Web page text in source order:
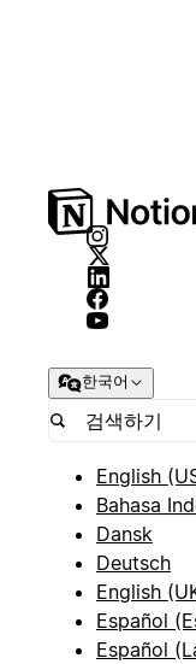
한국어
English
Bahasa
Dansk
Deutsch
English
Español
Español